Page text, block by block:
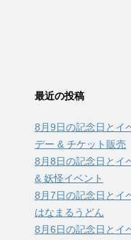
最近の投稿
8月9日の記念日とイ
デー & チケット販売
8月8日の記念日とイ
& 妖怪イベント
8月7日の記念日とイ
はなまるうどん
8月6日の記念日とイ